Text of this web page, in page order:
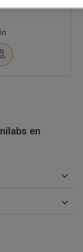
en